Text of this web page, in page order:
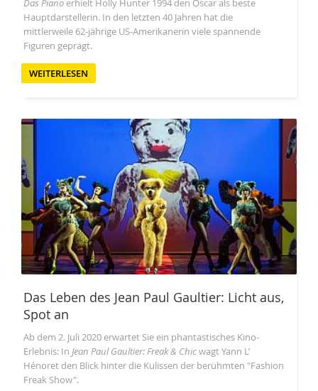
Das Piano erhielt Holly Hunter 1994 den Oscar als beste
Hauptdarstellerin. In den letzten 40 Jahren hat die
mittlerweile 62-jährige US-Amerikanerin viele spannende
Figuren geprägt.
WEITERLESEN
Das Leben des Jean Paul Gaultier: Licht aus,
Spot an
Ab dem 2. Juli 2020 erwartet Sie ein phantastisches Kino-
Erlebnis: In Jean Paul Gaultier: Freak & Chicwagt Yann L’
Hénoret den Blick hinter die Kulissen der berühmten "Fashion
Freak Show".